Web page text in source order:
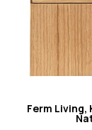
Ferm Living,